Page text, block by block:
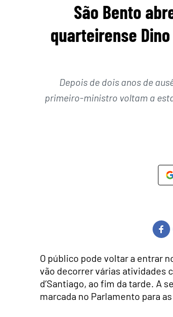
São Bento
quarteirense
Depois de dois anos de
primeiro-ministro voltam a
O público pode voltar a entrar
vão decorrer várias atividades
d’Santiago, ao fim da tarde. A
marcada no Parlamento para as